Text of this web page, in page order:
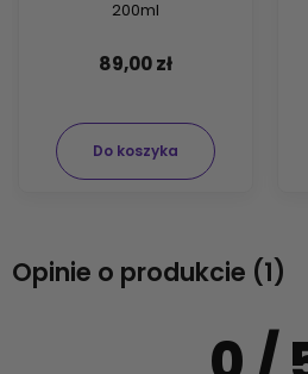
200ml
89,00 zł
Do koszyka
Opinie o produkcie (1)